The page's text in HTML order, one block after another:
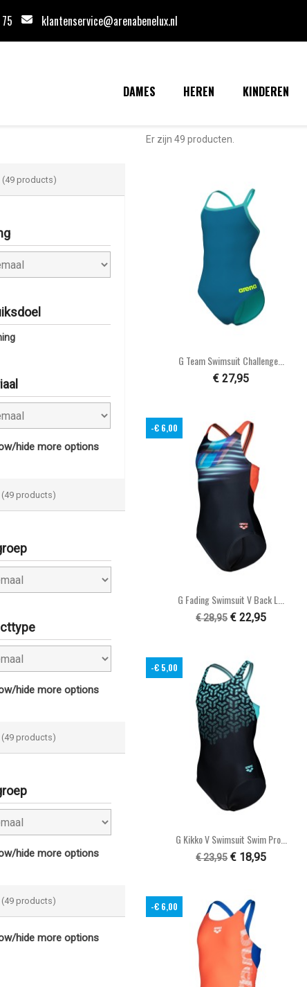
klantenservice@arenabenelux.nl
DAMES HEREN KINDEREN
(49 products)
hide more options
(49 products)
hide more options
(49 products)
hide more options
(49 products)
hide more options
Er zijn 49 producten.
 Snel bekijken
G Team Swimsuit Challenge...
€ 27,95
Snel bekijken
G Fading Swimsuit V Back L...
€ 28,95 € 22,95
-€ 6,00
Snel bekijken
G Kikko V Swimsuit Swim Pro...
€ 23,95 € 18,95
-€ 5,00
-€ 6,00